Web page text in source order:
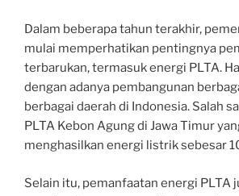
Dalam beberapa tahun terakhir,
mulai memperhatikan pentingnya
terbarukan, termasuk energi PLTA.
dengan adanya pembangunan
berbagai daerah di Indonesia. Salah
PLTA Kebon Agung di Jawa Timur
menghasilkan energi listrik sebesar
Selain itu, pemanfaatan energi PLTA